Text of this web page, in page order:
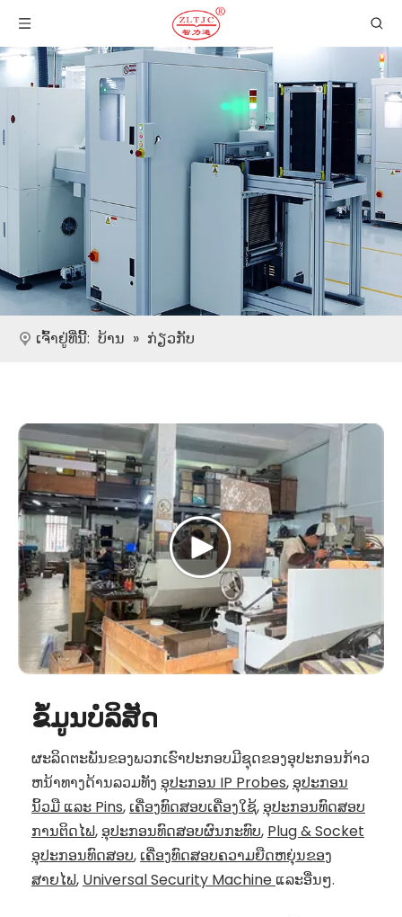
ເຈົ້າຢູ່ທີ່ນີ້: ບ້ານ » ກ່ຽວກັບ
ຂໍ້ມູນບໍລິສັດ
ຜະລິດຕະພັນຂອງພວກເຮົາປະກອບມີຊຸດຂອງອຸປະກອນກ້າວ
ຫນ້າທາງດ້ານລວມທັງ ອຸປະກອນ IP Probes, ອຸປະກອນ
ນິ້ວມື ແລະ Pins, ເຄື່ອງທົດສອບເຄື່ອງໃຊ້, ອຸປະກອນທົດສອບ
ການຕິດໄຟ, ອຸປະກອນທົດສອບຜົນກະທົບ, Plug & Socket
ອຸປະກອນທົດສອບ, ເຄື່ອງທົດສອບຄວາມຍືດຫຍຸ່ນຂອງ
ສາຍໄຟ, Universal Security Machine ແລະອື່ນໆ.